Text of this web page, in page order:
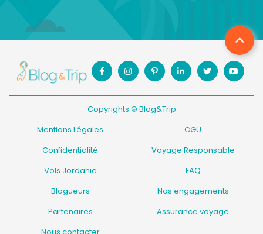
Copyrights © Blog&Trip
Mentions Légales
CGU
Confidentialité
Voyage Responsable
Vols Jordanie
FAQ
Blogueurs
Nos engagements
Partenaires
Assurance voyage